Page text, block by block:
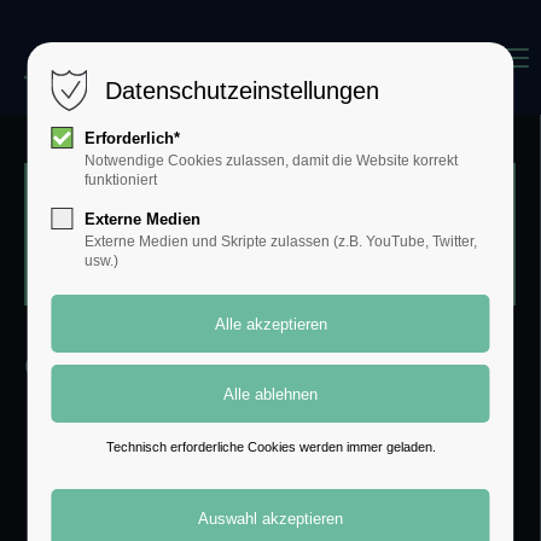
Login
Benutzername
Passwort
Anmelden
Lost your password?
Support
Lorem ipsum dolor sit amet:
05.07.2022
(Kommentare: 0)
Cola + Orange = Spezi?
Datenschutzeinstellungen
Erforderlich*
Notwendige Cookies zulassen, damit die Website korrekt
funktioniert
Externe Medien
Externe Medien und Skripte zulassen (z.B. YouTube, Twitter,
usw.)
Technisch erforderliche Cookies werden immer geladen.